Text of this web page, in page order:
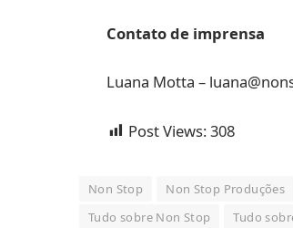
Contato de imprensa
Luana Motta –
Post Views:308
Non Stop Non Stop Produções
Tudo sobre Non Stop
Tudo